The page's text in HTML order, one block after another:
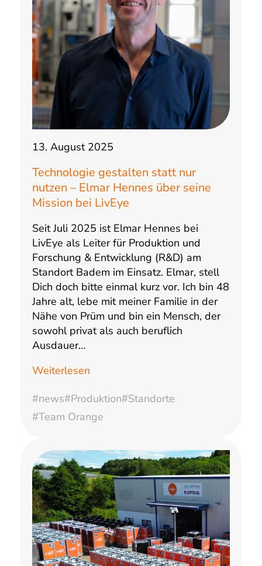
13. August 2025
Technologie gestalten statt nur
nutzen – Elmar Hennes über seine
Mission bei LivEye
Seit Juli 2025 ist Elmar Hennes bei
LivEye als Leiter für Produktion und
Forschung & Entwicklung (R&D) am
Standort Badem im Einsatz. Elmar, stell
Dich doch bitte einmal kurz vor. Ich bin 48
Jahre alt, lebe mit meiner Familie in der
Nähe von Prüm und bin ein Mensch, der
sowohl privat als auch beruflich
Ausdauer…
Weiterlesen
#news#Produktion#Standorte
#Team Orange